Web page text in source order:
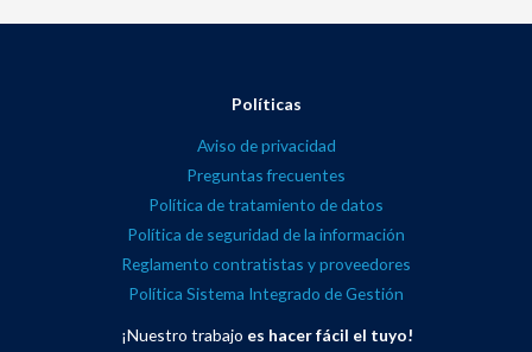
Políticas
Aviso de privacidad
Preguntas frecuentes
Política de tratamiento de datos
Política de seguridad de la información
Reglamento contratistas y proveedores
Política Sistema Integrado de Gestión
¡Nuestro trabajo es hacer fácil el tuyo!